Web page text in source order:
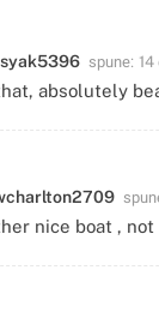
spune:
absolutely
nice boat ,